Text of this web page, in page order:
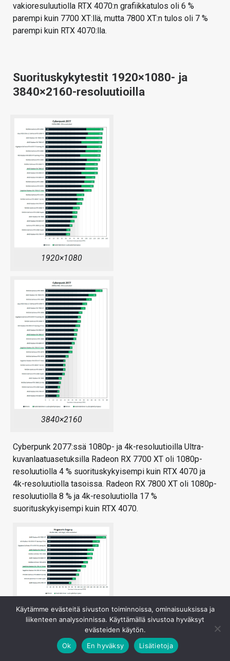
vakioresuluutiolla RTX 4070:n grafiikkatulos oli 6 %
parempi kuin 7700 XT:llä, mutta 7800 XT:n tulos oli 7 %
parempi kuin RTX 4070:lla.
Suorituskykytestit 1920×1080- ja
3840×2160-resoluutioilla
1920×1080
3840×2160
Cyberpunk 2077:ssä 1080p- ja 4k-resoluutioilla Ultra-
kuvanlaatuasetuksilla Radeon RX 7700 XT oli 1080p-
resoluutiolla 4 % suorituskykyisempi kuin RTX 4070 ja
4k-resoluutiolla tasoissa. Radeon RX 7800 XT oli 1080p-
resoluutiolla 8 % ja 4k-resoluutiolla 17 %
suorituskykyisempi kuin RTX 4070.
1920×1080
Käytämme evästeitä sivuston toiminnoissa, ominaisuuksissa ja
liikenteen analysoinnissa. Käyttämällä sivustoa hyväksyt
evästeiden käytön.
Ok
En hyväksy Lisätietoja